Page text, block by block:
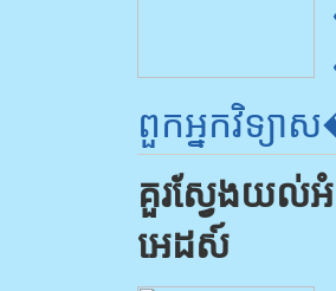
ពួក​អ្នក​វិទ្យា​
គួរ​ស្វែង​យល់​អំ
អេដស៍